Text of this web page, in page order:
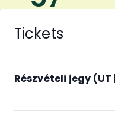
Tickets
Részvételi jegy (UT